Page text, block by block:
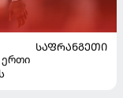
ᲡᲐᲤᲠᲐᲜᲒᲔᲗᲘ
ერთი